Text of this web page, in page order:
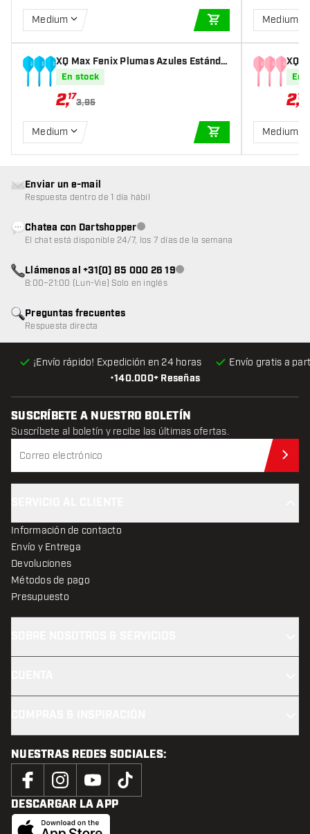
Medium
AÑADIR A LA
XQ Max Fenix Plumas Azules Estánda
r - Plumas Dardos
En stock
2,17
3,95
Medium
AÑADIR A LA
Medium
XQ
dar
En
2,17
Medium
•140.000+ Reseñas
¡Envío rápido! Expedición en 24 horas Envío gratis a
Preguntas frecuentes
Respuesta directa
Enviar un e-mail
Respuesta dentro de 1 día hábil
Chatea con DartshopperAtención al cliente no disponible
El chat está disponible 24/7, los 7 días de la semana
Llámenos al +31(0) 85 000 26 19Atención al cliente no disponible
8:00–21:00 (Lun-Vie) Solo en inglés
SUSCRÍBETE A NUESTRO BOLETÍN
Suscríbete al boletín y recibe las últimas ofertas.
Información de contacto
Envío y Entrega
Devoluciones
Métodos de pago
Presupuesto
NUESTRAS REDES SOCIALES:
DESCARGAR LA APP